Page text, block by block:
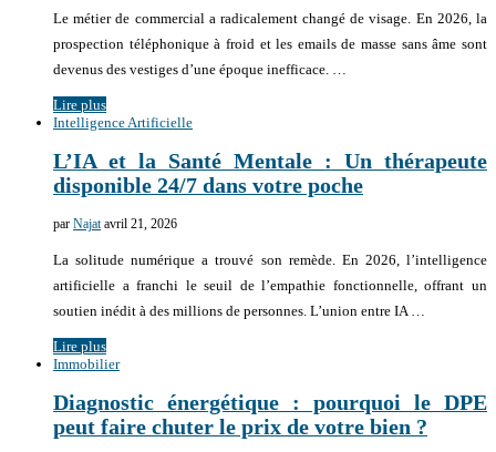
Le métier de commercial a radicalement changé de visage. En 2026, la
prospection téléphonique à froid et les emails de masse sans âme sont
devenus des vestiges d’une époque inefficace. …
Lire plus
Intelligence Artificielle
L’IA et la Santé Mentale : Un thérapeute
disponible 24/7 dans votre poche
par Najat avril 21, 2026
La solitude numérique a trouvé son remède. En 2026, l’intelligence
artificielle a franchi le seuil de l’empathie fonctionnelle, offrant un
soutien inédit à des millions de personnes. L’union entre IA …
Lire plus
Immobilier
Diagnostic énergétique : pourquoi le DPE
peut faire chuter le prix de votre bien ?